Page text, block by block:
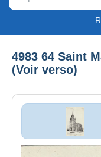
4983 64 Saint
(Voir verso)